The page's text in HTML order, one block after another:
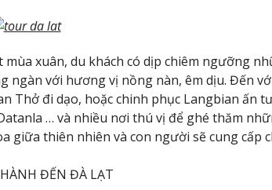
mùa xuân, du khách có dịp chiêm ngưỡng
ngàn với hương vị nồng nàn, êm dịu. Đến
Thở đi dạo, hoặc chinh phục Langbian ấn
… và nhiều nơi thú vị để ghé thăm
giữa thiên nhiên và con người sẽ cung cấp
ĐẾN ĐÀ LẠT